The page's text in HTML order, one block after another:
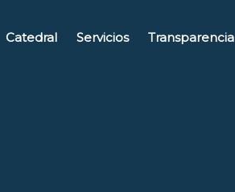
Catedral Servicios Transparencia